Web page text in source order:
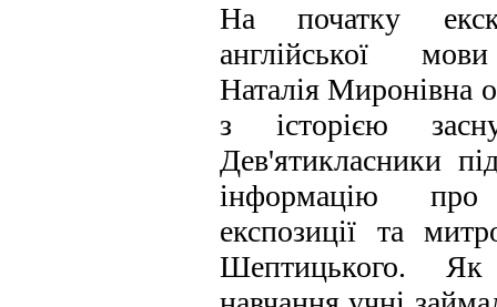
На початку
англійської
Наталія Миронівна
з історією
Дев'ятикласники
інформацію
експозиції та
Шептицького. Як